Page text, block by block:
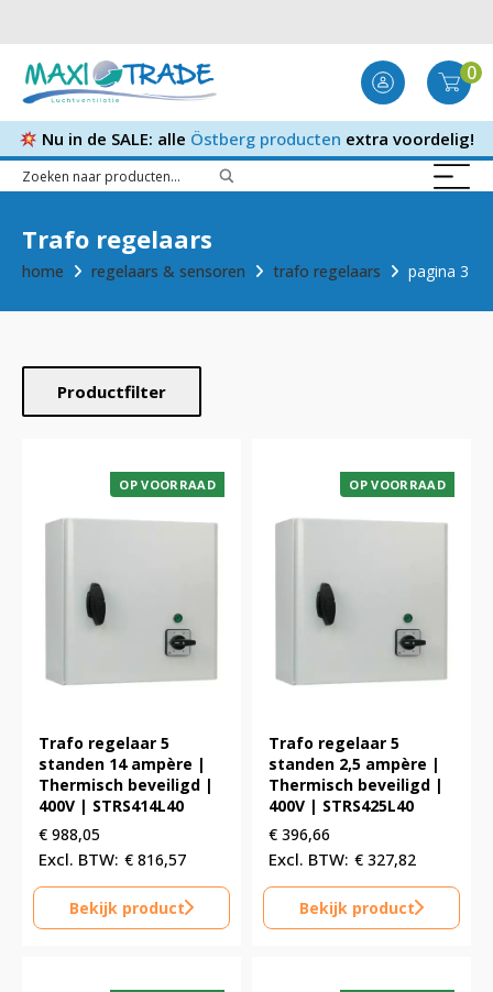
0
Nu in de SALE: alle Östberg producten extra voordelig!
Trafo regelaars
home regelaars & sensoren trafo regelaars pagina 3
Productfilter
OP VOORRAAD
Trafo regelaar 5
standen 14 ampère |
Thermisch beveiligd |
400V | STRS414L40
€ 988,05
€ 816,57
Bekijk product
OP VOORRAAD
Trafo regelaar 5
standen 2,5 ampère |
Thermisch beveiligd |
400V | STRS425L40
€ 396,66
€ 327,82
Bekijk product